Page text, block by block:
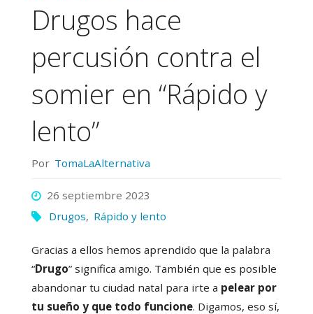
Drugos hace
percusión contra el
somier en “Rápido y
lento”
Por TomaLaAlternativa
26 septiembre 2023
Drugos, Rápido y lento
Gracias a ellos hemos aprendido que la palabra
“Drugo” significa amigo. También que es posible
abandonar tu ciudad natal para irte a pelear por
tu sueño y que todo funcione. Digamos, eso sí,